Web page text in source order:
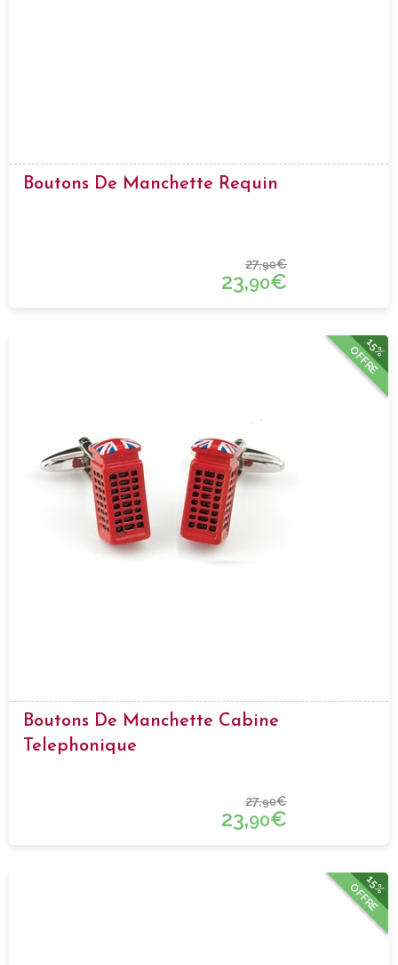
Boutons De Manchette Requin
27,90€
23,90€
15%
OFFRE
Boutons De Manchette Cabine
Telephonique
27,90€
23,90€
15%
OFFRE